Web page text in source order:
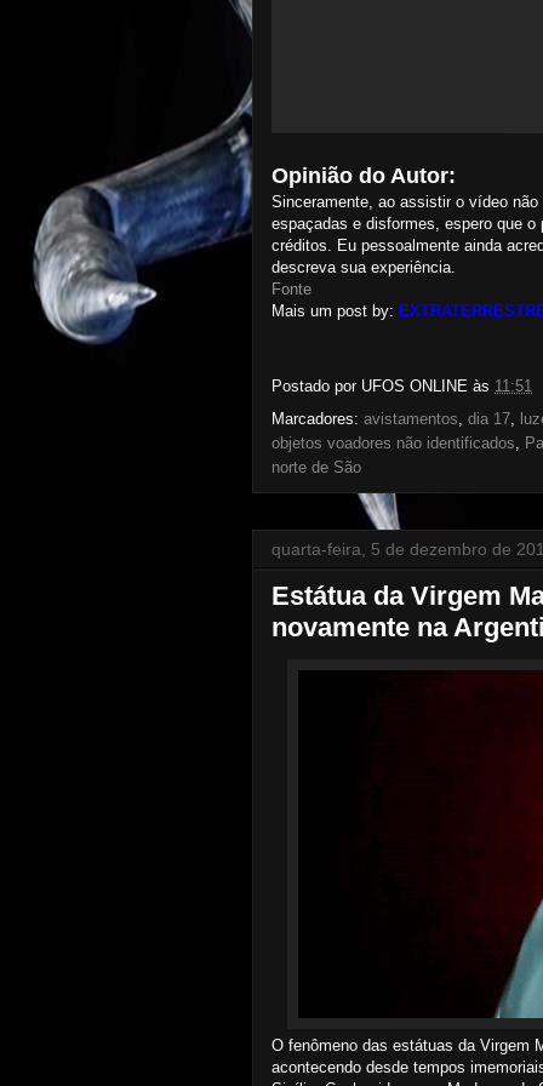
Opinião do Autor:
Sinceramente, ao assistir o vídeo
espaçadas e disformes, espero que
créditos. Eu pessoalmente ainda
descreva sua experiência.
Fonte
Mais um post by:
Postado por UFOS ONLINE às 11:51
Marcadores: avistamentos, dia 17,
objetos voadores não identificados,
norte de São
quarta-feira, 5 de dezembro de
Estátua da Virgem
novamente na
O fenômeno das estátuas da Virgem
acontecendo desde tempos